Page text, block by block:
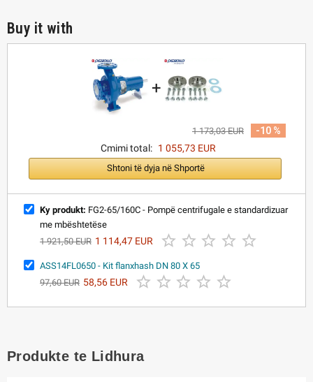
Buy it with
+
1 173,03 EUR
-10 %
Cmimi total: 1 055,73 EUR
Shtoni të dyja në Shportë
Ky produkt: FG2-65/160C - Pompë centrifugale e standardizuar
me mbështetëse
1 921,50 EUR 1 114,47 EUR     
ASS14FL0650 - Kit flanxhash DN 80 X 65
97,60 EUR 58,56 EUR     
Produkte te Lidhura